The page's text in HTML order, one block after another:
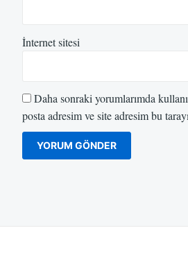
İnternet sitesi
Daha sonraki yorumlarımda
posta adresim ve site adresim bu